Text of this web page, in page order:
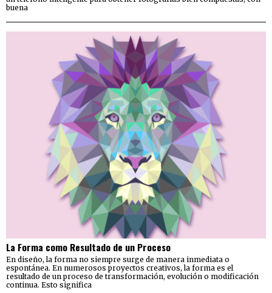
buena
La Forma como Resultado de un Proceso
En diseño, la forma no siempre surge de manera inmediata o
espontánea. En numerosos proyectos creativos, la forma es el
resultado de un proceso de transformación, evolución o modificación
continua. Esto significa